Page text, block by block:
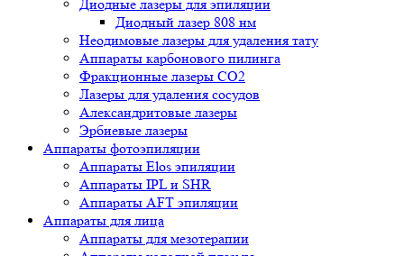
Диодные лазеры для эпиляции
Диодный лазер 808 нм
Неодимовые лазеры для удаления тату
Аппараты карбонового пилинга
Фракционные лазеры CO2
Лазеры для удаления сосудов
Александритовые лазеры
Эрбиевые лазеры
Аппараты фотоэпиляции
Аппараты Elos эпиляции
Аппараты IPL и SHR
Аппараты AFT эпиляции
Аппараты для лица
Аппараты для мезотерапии